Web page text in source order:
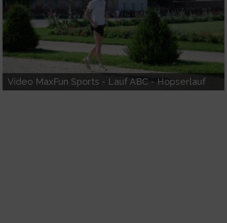
Video MaxFun Sports - Lauf ABC - Hopserlauf
Messung der Performance von Inhalten
Analyse von Zielgruppen durch Statistiken oder
Kombinationen von Daten aus verschiedenen Quellen
Entwicklung und Verbesserung der Angebote